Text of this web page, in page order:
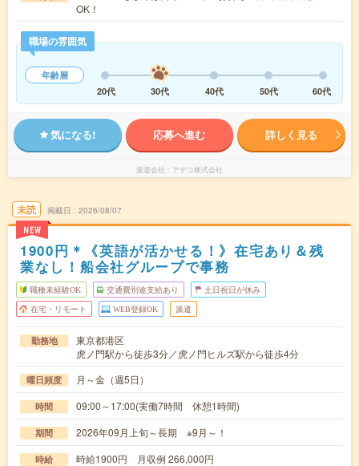
OK！
職場の雰囲気
年齢層
20代
30代 40代 50代 60代
気になる! 応募へ進む 詳しく見る
派遣会社 アデコ株式会社
未読
NEW
掲載日 2026/08/07
1900円＊《英語が活かせる！》在宅あり＆残
業なし！船会社グループで事務
職種未経験OK 交通費別途支給あり 土日祝日が休み
在宅・リモート WEB登録OK 派遣
勤務地
東京都港区
虎ノ門駅から徒歩3分／虎ノ門ヒルズ駅から徒歩4分
曜日頻度 月～金（週5日）
時間 09:00～17:00(実働7時間 休憩1時間)
期間 2026年09月上旬～長期 ※9月～！
時給 時給1900円 月収例 266,000円